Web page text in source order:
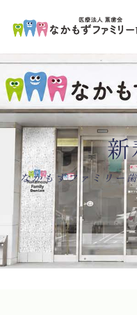
ペ
ー
先
頭
で
コ
ン
テ
ン
コ
ン
ツ
エ
リ
で
す
なかもずファミリー